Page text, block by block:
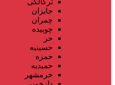
جایزان
چمران
چوبیده
حر
حسینیه
حمزه
حمیدیه
خرمشهر